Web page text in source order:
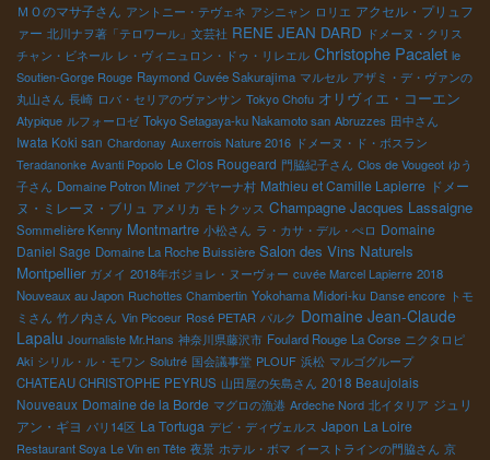
ＭＯのマサ子さん アントニー・テヴェネ アシニャン ロリエ アクセル・プリュフ
ァー 北川ナヲ著「テロワール」文芸社 RENE JEAN DARD ドメーヌ・クリス
チャン・ビネール レ・ヴィニュロン・ドゥ・リレエル Christophe Pacalet le
Soutien-Gorge Rouge Raymond Cuvée Sakurajima マルセル アザミ・デ・ヴァンの
丸山さん 長崎 ロバ・セリアのヴァンサン Tokyo Chofu オリヴィエ・コーエン
Atypique ルフォーロゼ Tokyo Setagaya-ku Nakamoto san Abruzzes 田中さん
Iwata Koki san Chardonay Auxerrois Nature 2016 ドメーヌ・ド・ボスラン
Teradanonke Avanti Popolo Le Clos Rougeard 門脇紀子さん Clos de Vougeot ゆう
子さん Domaine Potron Minet アグヤーナ村 Mathieu et Camille Lapierre ドメー
ヌ・ミレーヌ・ブリュ アメリカ モトクッス Champagne Jacques Lassaigne
Sommelière Kenny Montmartre 小松さん ラ・カサ・デル・ぺロ Domaine
Daniel Sage Domaine La Roche Buissière Salon des Vins Naturels
Montpellier ガメイ 2018年ボジョレ・ヌーヴォー cuvée Marcel Lapierre 2018
Nouveaux au Japon Ruchottes Chambertin Yokohama Midori-ku Danse encore トモ
ミさん 竹ノ内さん Vin Picoeur Rosé PETAR パルク Domaine Jean-Claude
Lapalu Journaliste Mr.Hans 神奈川県藤沢市 Foulard Rouge La Corse ニクタロピ
Aki シリル・ル・モワン Solutré 国会議事堂 PLOUF 浜松 マルゴグループ
CHATEAU CHRISTOPHE PEYRUS 山田屋の矢島さん 2018 Beaujolais
Nouveaux Domaine de la Borde マグロの漁港 Ardeche Nord 北イタリア ジュリ
アン・ギヨ パリ14区 La Tortuga デビ・ディヴェルス Japon La Loire
Restaurant Soya Le Vin en Tête 夜景 ホテル・ボマ イーストラインの門脇さん 京